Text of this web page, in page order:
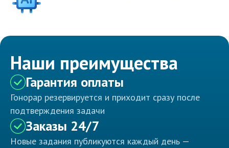
Наши преимущества
Гарантия оплаты
Гонорар резервируется и приходит сразу после
подтверждения задачи
Заказы 24/7
Новые задания публикуются каждый день —